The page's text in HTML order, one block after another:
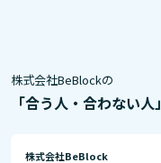
株式会社BeBlockの
「合う人・合わない人」
株式会社BeBlock